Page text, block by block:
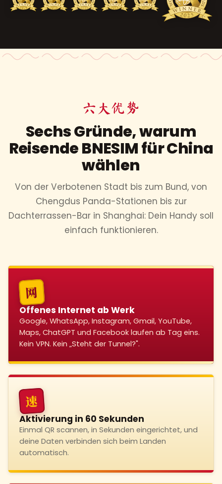
六大优势
Sechs Gründe, warum
Reisende BNESIM für China
wählen
Von der Verbotenen Stadt bis zum Bund, von
Chengdus Panda-Stationen bis zur
Dachterrassen-Bar in Shanghai: Dein Handy soll
einfach funktionieren.
网
Offenes Internet ab Werk
Google, WhatsApp, Instagram, Gmail, YouTube,
Maps, ChatGPT und Facebook laufen ab Tag eins.
Kein VPN. Kein „Steht der Tunnel?".
速
Aktivierung in 60 Sekunden
Einmal QR scannen, in Sekunden eingerichtet, und
deine Daten verbinden sich beim Landen
automatisch.